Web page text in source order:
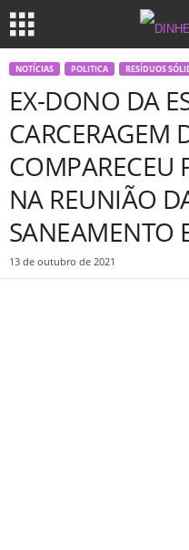
NOTÍCIAS POLITICA RESÍDUOS
EX-DONO DA
CARCERAGEM
COMPARECEU
NA REUNIÃO
SANEAMENTO
13 de outubro de 2021